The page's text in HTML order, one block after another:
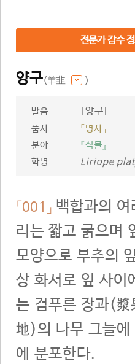
전문가 감수
양구(羊韭 )
발음 [양구]
품사
「명사」
분야
『식물』
학명
Liriope
「001」 백합과의
리는 짧고 굵으며
모양으로 부추의
상 화서로 잎 사이
는 검푸른 장과(
地)의 나무 그늘
에 분포한다.